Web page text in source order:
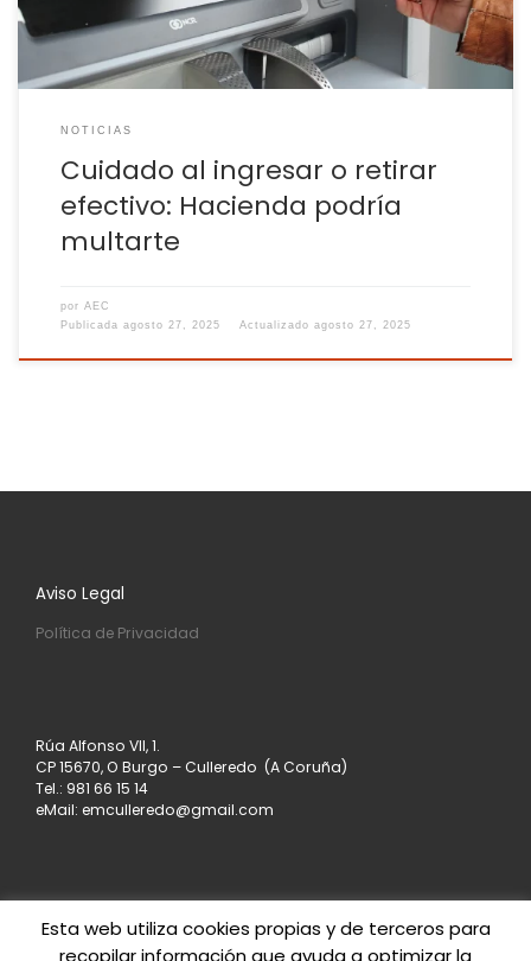
NOTICIAS
Cuidado al ingresar o retirar
efectivo: Hacienda podría
multarte
por AEC
Publicada agosto 27, 2025 Actualizado agosto 27, 2025
Aviso Legal
Política de Privacidad
Rúa Alfonso VII, 1.
CP 15670, O Burgo – Culleredo (A Coruña)
Tel.: 981 66 15 14
eMail: emculleredo@gmail.com
Esta web utiliza cookies propias y de terceros para
recopilar información que ayuda a optimizar la